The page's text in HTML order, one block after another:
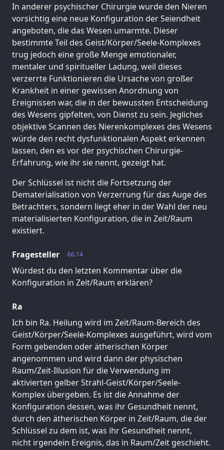
In anderer psychischer Chirurgie wurde den Nieren
vorsichtig eine neue Konfiguration der Seiendheit
angeboten, die das Wesen umarmte. Dieser
bestimmte Teil des Geist/Körper/Seele-Komplexes
trug jedoch eine große Menge emotionaler,
mentaler und spiritueller Ladung, weil dieses
verzerrte Funktionieren die Ursache von großer
Krankheit in einer gewissen Anordnung von
Ereignissen war, die in der bewussten Entscheidung
des Wesens gipfelten, von Dienst zu sein. Jegliches
objektive Scannen des Nierenkomplexes des Wesens
würde den recht dysfunktionalen Aspekt erkennen
lassen, den es vor der psychischen Chirurgie-
Erfahrung, wie ihr sie nennt, gezeigt hat.
Der Schlüssel ist nicht die Fortsetzung der
Dematerialisation von Verzerrung für das Auge des
Betrachters, sondern liegt eher in der Wahl der neu
materialisierten Konfiguration, die in Zeit/Raum
existiert.
66.14
Fragesteller
Würdest du den letzten Kommentar über die
Konfiguration in Zeit/Raum erklären?
Ra
Ich bin Ra. Heilung wird im Zeit/Raum-Bereich des
Geist/Körper/Seele-Komplexes ausgeführt, wird vom
Form gebenden oder ätherischen Körper
angenommen und wird dann der physischen
Raum/Zeit-Illusion für die Verwendung im
aktivierten gelber Strahl-Geist/Körper/Seele-
Komplex übergeben. Es ist die Annahme der
Konfiguration dessen, was ihr Gesundheit nennt,
durch den ätherischen Körper in Zeit/Raum, die der
Schlüssel zu dem ist, was ihr Gesundheit nennt,
nicht irgendein Ereignis, das in Raum/Zeit geschieht.